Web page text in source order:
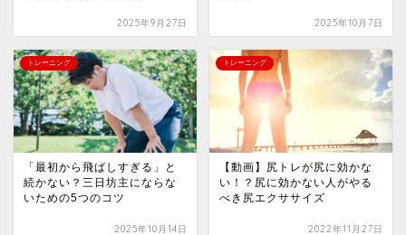
2025年9月27日 2025年10月7日
トレーニング
「最初から飛ばしすぎる」と
続かない？三日坊主にならな
いための5つのコツ
2025年10月14日
トレーニング
【動画】尻トレが尻に効かな
い！？尻に効かない人がやる
べき尻エクササイズ
2022年11月27日